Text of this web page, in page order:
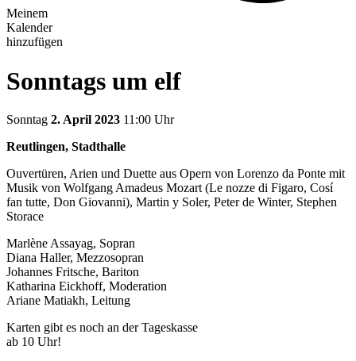
Meinem
Kalender
hinzufügen
Sonntags um elf
Sonntag 2. April 2023 11:00 Uhr
Reutlingen, Stadthalle
Ouvertüren, Arien und Duette aus Opern von Lorenzo da Ponte mit
Musik von Wolfgang Amadeus Mozart (Le nozze di Figaro, Cosí
fan tutte, Don Giovanni), Martin y Soler, Peter de Winter, Stephen
Storace
Marlène Assayag, Sopran
Diana Haller, Mezzosopran
Johannes Fritsche, Bariton
Katharina Eickhoff, Moderation
Ariane Matiakh, Leitung
Karten gibt es noch an der Tageskasse
ab 10 Uhr!